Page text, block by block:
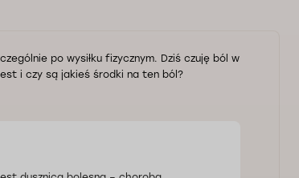
po wysiłku fizycznym. Dziś czuję ból w
i czy są jakieś środki na ten ból?